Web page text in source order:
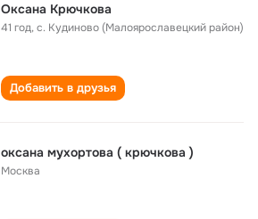
Оксана Крючкова
41 год,с. Кудиново (Малоярославецкий район)
Добавить в друзья
оксана мухортова ( крючкова )
Москва